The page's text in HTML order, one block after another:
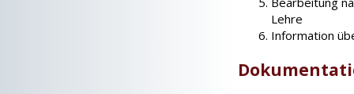
Lehre
Information